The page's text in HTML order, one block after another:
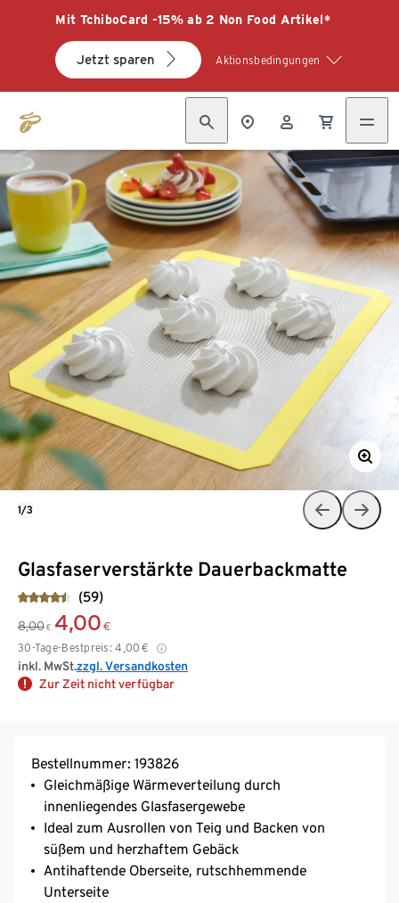
Mit TchiboCard -15% ab 2 Non Food Artikel*
Jetzt sparen Aktionsbedingungen
Glasfaserverstärkte Dauerbackmatte
(59)
8,00 € 4,00 €
30-Tage-Bestpreis: 4,00 €
inkl. MwSt.zzgl. Versandkosten
Zur Zeit nicht verfügbar
1/3
Bestellnummer: 193826
Gleichmäßige Wärmeverteilung durch
innenliegendes Glasfasergewebe
Ideal zum Ausrollen von Teig und Backen von
süßem und herzhaftem Gebäck
Antihaftende Oberseite, rutschhemmende
Unterseite